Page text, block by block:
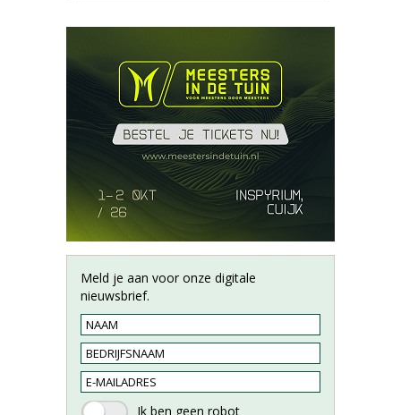
Meld je aan voor onze digitale
nieuwsbrief.